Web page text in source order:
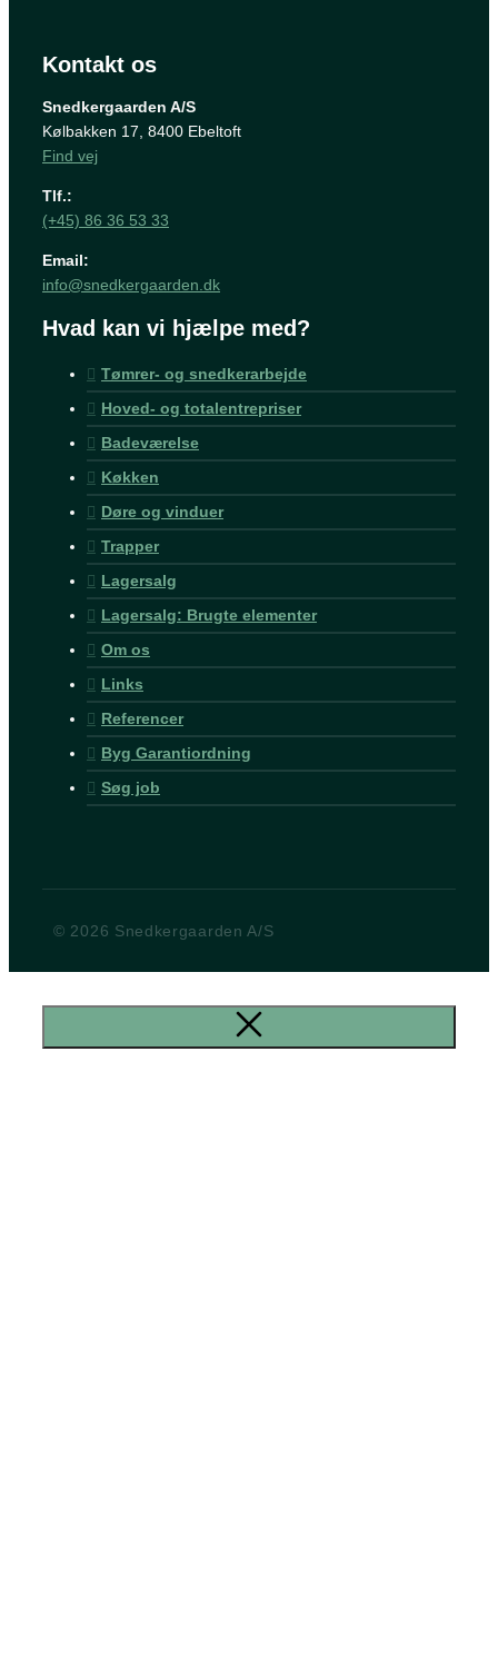
Kontakt os
Snedkergaarden A/S
Kølbakken 17, 8400 Ebeltoft
Find vej
Tlf.:
(+45) 86 36 53 33
Email:
info@snedkergaarden.dk
Hvad kan vi hjælpe med?
Tømrer- og snedkerarbejde
Hoved- og totalentrepriser
Badeværelse
Køkken
Døre og vinduer
Trapper
Lagersalg
Lagersalg: Brugte elementer
Om os
Links
Referencer
Byg Garantiordning
Søg job
© 2026 Snedkergaarden A/S